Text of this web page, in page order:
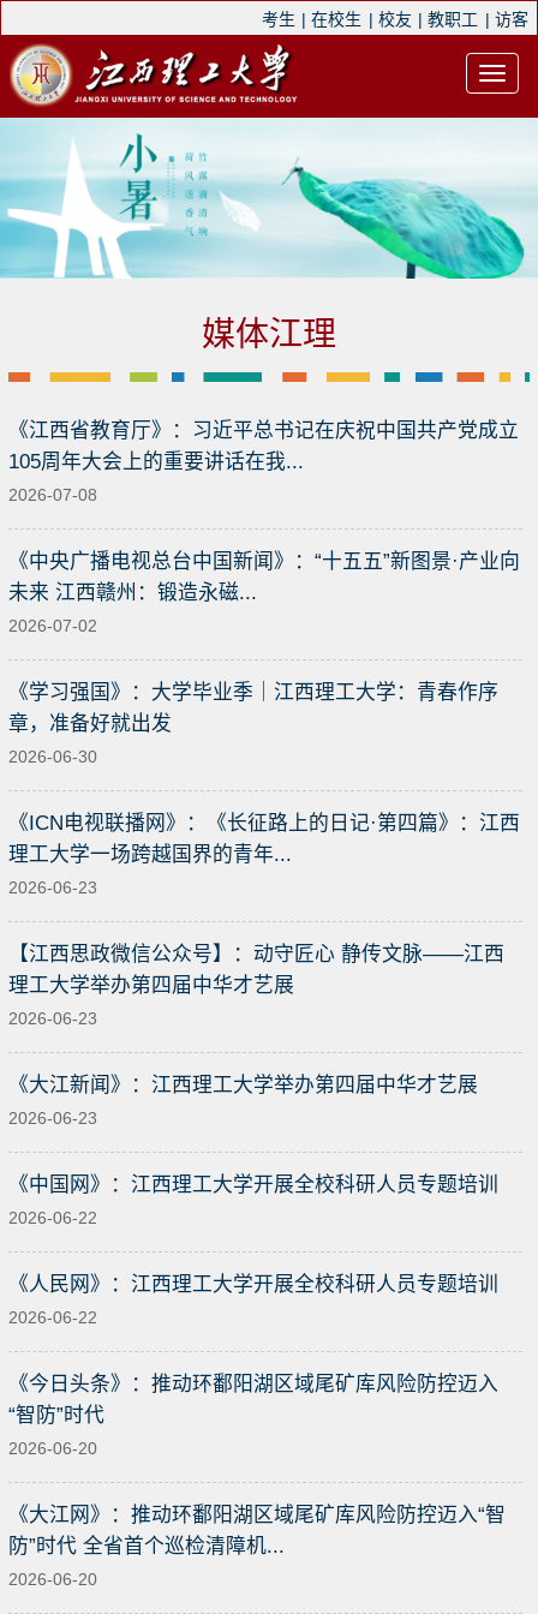
考生 | 在校生 | 校友 | 教职工 | 访客
媒体江理
《江西省教育厅》：习近平总书记在庆祝中国共产党成立
105周年大会上的重要讲话在我...
2026-07-08
《中央广播电视总台中国新闻》：“十五五”新图景·产业向
未来 江西赣州：锻造永磁...
2026-07-02
《学习强国》：大学毕业季｜江西理工大学：青春作序
章，准备好就出发
2026-06-30
《ICN电视联播网》：《长征路上的日记·第四篇》：江西
理工大学一场跨越国界的青年...
2026-06-23
【江西思政微信公众号】：动守匠心 静传文脉——江西
理工大学举办第四届中华才艺展
2026-06-23
《大江新闻》：江西理工大学举办第四届中华才艺展
2026-06-23
《中国网》：江西理工大学开展全校科研人员专题培训
2026-06-22
《人民网》：江西理工大学开展全校科研人员专题培训
2026-06-22
《今日头条》：推动环鄱阳湖区域尾矿库风险防控迈入
“智防”时代
2026-06-20
《大江网》：推动环鄱阳湖区域尾矿库风险防控迈入“智
防”时代 全省首个巡检清障机...
2026-06-20